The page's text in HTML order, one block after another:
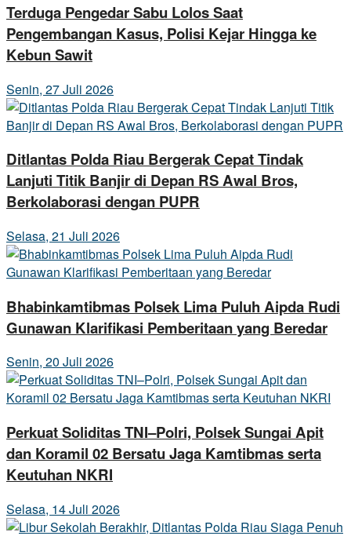
Terduga Pengedar Sabu Lolos Saat
Pengembangan Kasus, Polisi Kejar Hingga ke
Kebun Sawit
Senin, 27 Juli 2026
Ditlantas Polda Riau Bergerak Cepat Tindak
Lanjuti Titik Banjir di Depan RS Awal Bros,
Berkolaborasi dengan PUPR
Selasa, 21 Juli 2026
Bhabinkamtibmas Polsek Lima Puluh Aipda Rudi
Gunawan Klarifikasi Pemberitaan yang Beredar
Senin, 20 Juli 2026
Perkuat Soliditas TNI–Polri, Polsek Sungai Apit
dan Koramil 02 Bersatu Jaga Kamtibmas serta
Keutuhan NKRI
Selasa, 14 Juli 2026